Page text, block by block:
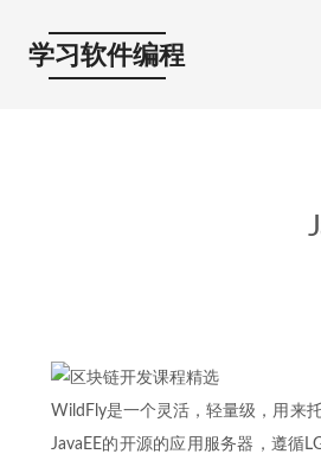
学习软件编程
WildFly是一个灵活，轻量级，用来
JavaEE的开源的应用服务器，遵循